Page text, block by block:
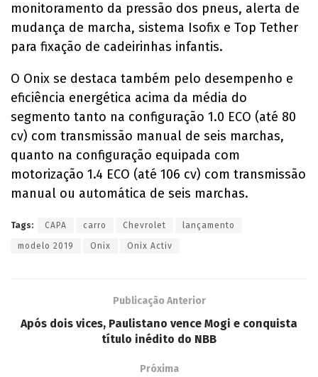
monitoramento da pressão dos pneus, alerta de
mudança de marcha, sistema Isofix e Top Tether
para fixação de cadeirinhas infantis.
O Onix se destaca também pelo desempenho e
eficiência energética acima da média do
segmento tanto na configuração 1.0 ECO (até 80
cv) com transmissão manual de seis marchas,
quanto na configuração equipada com
motorização 1.4 ECO (até 106 cv) com transmissão
manual ou automática de seis marchas.
Tags: CAPA carro Chevrolet lançamento
modelo 2019 Onix Onix Activ
Publicação Anterior
Após dois vices, Paulistano vence Mogi e conquista
título inédito do NBB
Próxima